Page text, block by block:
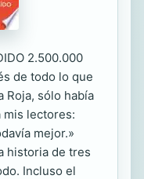
2.500.000
de todo lo que
Roja, sólo había
mis lectores:
mejor.»
historia de tres
Incluso el